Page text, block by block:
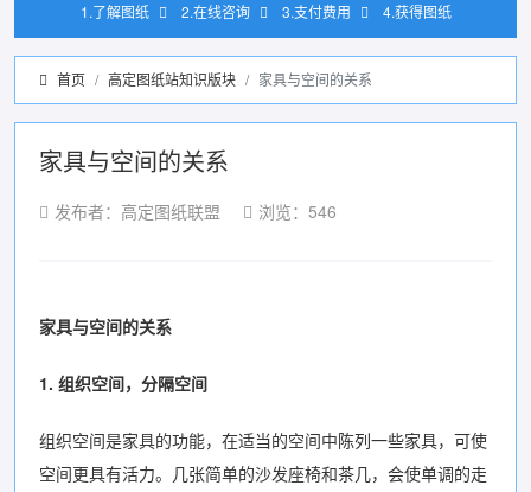
1.了解图纸 2.在线咨询 3.支付费用 4.获得图纸
首页 高定图纸站知识版块 家具与空间的关系
家具与空间的关系
发布者：高定图纸联盟 浏览：546
家具与空间的关系
1. 组织空间，分隔空间
组织空间是家具的功能，在适当的空间中陈列一些家具，可使
空间更具有活力。几张简单的沙发座椅和茶几，会使单调的走